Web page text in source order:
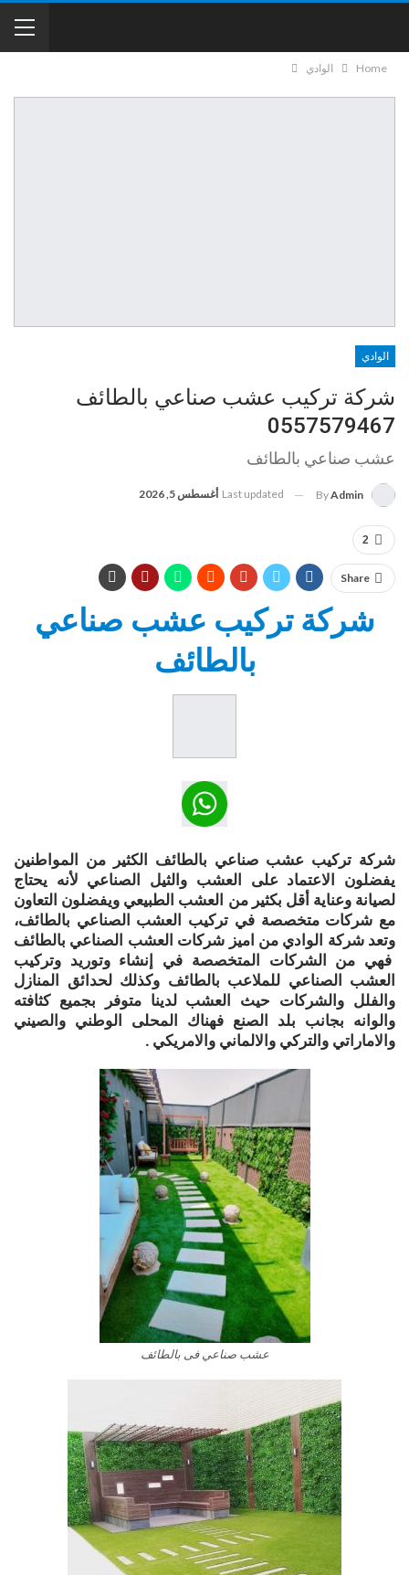
Home الوادي
الوادي
شركة تركيب عشب صناعي بالطائف
0557579467
عشب صناعي بالطائف
ByAdmin
Last updated أغسطس 5, 2026
2
Share
شركة تركيب عشب صناعي
بالطائف
شركة تركيب عشب صناعي بالطائف الكثير من المواطنين
يفضلون الاعتماد على العشب والثيل الصناعي لأنه يحتاج
لصيانة وعناية أقل بكثير من العشب الطبيعي ويفضلون التعاون
مع شركات متخصصة في تركيب العشب الصناعي بالطائف،
وتعد شركة الوادي من اميز شركات العشب الصناعي بالطائف
فهي من الشركات المتخصصة في إنشاء وتوريد وتركيب
العشب الصناعي للملاعب بالطائف وكذلك لحدائق المنازل
والفلل والشركات حيث العشب لدينا متوفر بجميع كثافته
والوانه بجانب بلد الصنع فهناك المحلى الوطني والصيني
والاماراتي والتركي والالماني والامريكي .
عشب صناعي فى بالطائف